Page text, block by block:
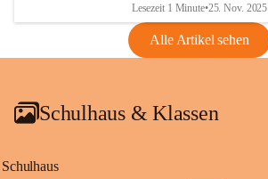
Lesezeit 1 Minute•25. Nov. 2025
Alle Artikel sehen
Schulhaus & Klassen
Schulhaus